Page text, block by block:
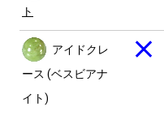
ト
アイドクレ
ース (ベスビアナ
イト)